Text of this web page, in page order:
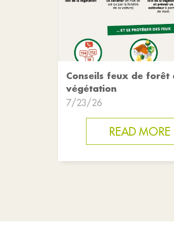
Conseils feux de forêt
végétation
7/23/26
READ MORE